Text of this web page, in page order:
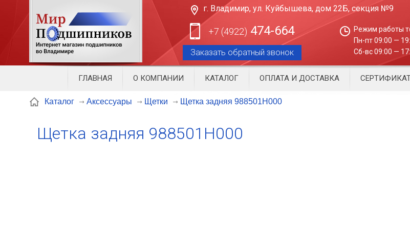
г. Владимир, ул. Куйбышева, дом 22Б, секция №9
+7 (4922) 474-664
Режим работы
Пн-пт 09:00 —
Сб-вс 09:00 —
Заказать обратный звонок
ГЛАВНАЯ О КОМПАНИИ КАТАЛОГ ОПЛАТА И ДОСТАВКА
Каталог Аксессуары Щетки Щетка задняя 988501H000
Щетка задняя 988501H000